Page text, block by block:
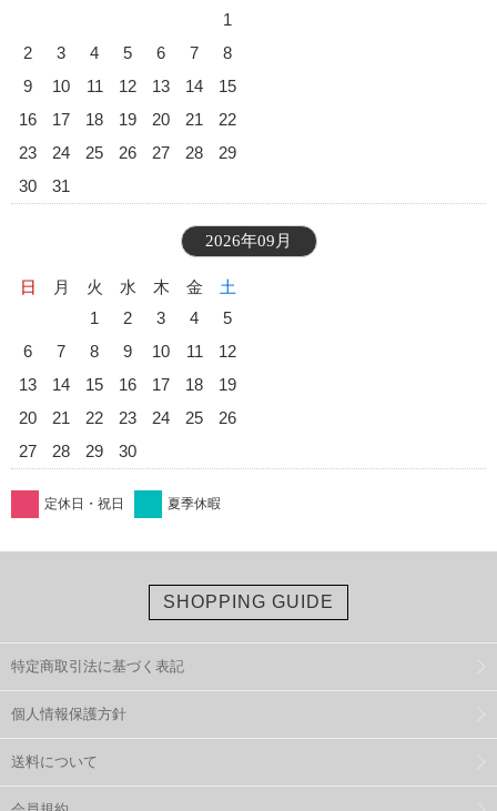
1
2
3 4 5 6 7
8
9
10 11 12 13 14
15
16
17 18 19 20 21
22
23
24 25 26 27 28
29
30
31
2026年09月
日 月 火 水 木 金
土
1
2 3 4
5
6
7 8 9 10 11
12
13
14 15 16 17 18
19
20
21 22 23 24 25
26
27
28 29 30
定休日・祝日 夏季休暇
SHOPPING GUIDE
特定商取引法に基づく表記
個人情報保護方針
送料について